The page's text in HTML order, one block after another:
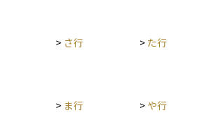
> さ行 > た行
> ま行 > や行